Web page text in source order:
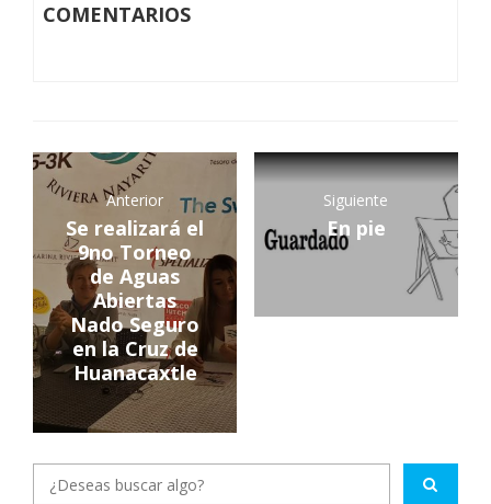
COMENTARIOS
Anterior
Se realizará el
9no Torneo
de Aguas
Abiertas
Nado Seguro
en la Cruz de
Huanacaxtle
Siguiente
En pie